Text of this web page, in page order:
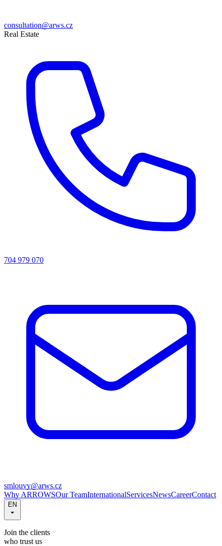
consultation@arws.cz
Real Estate
704 979 070
smlouvy@arws.cz
Why ARROWSOur TeamInternationalServicesNewsCareerContact
EN
Join the clients
who trust us